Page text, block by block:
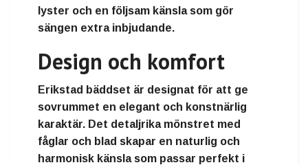
lyster och en följsam känsla som gör
sängen extra inbjudande.
Design och komfort
Erikstad bäddset är designat för att ge
sovrummet en elegant och konstnärlig
karaktär. Det detaljrika mönstret med
fåglar och blad skapar en naturlig och
harmonisk känsla som passar perfekt i